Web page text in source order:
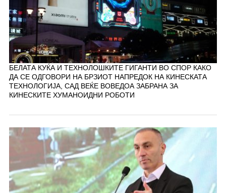
БЕЛАТА КУЌА И ТЕХНОЛОШКИТЕ ГИГАНТИ ВО СПОР КАКО
ДА СЕ ОДГОВОРИ НА БРЗИОТ НАПРЕДОК НА КИНЕСКАТА
ТЕХНОЛОГИЈА, САД ВЕЌЕ ВОВЕДОА ЗАБРАНА ЗА
КИНЕСКИТЕ ХУМАНОИДНИ РОБОТИ